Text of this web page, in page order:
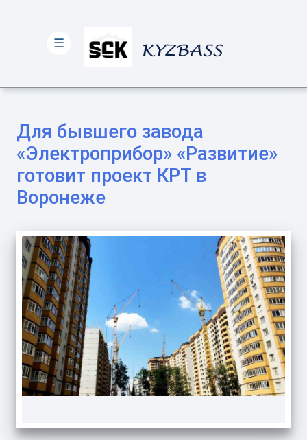
Для бывшего завода
«Электроприбор» «Развитие»
готовит проект КРТ в
Воронеже
☰